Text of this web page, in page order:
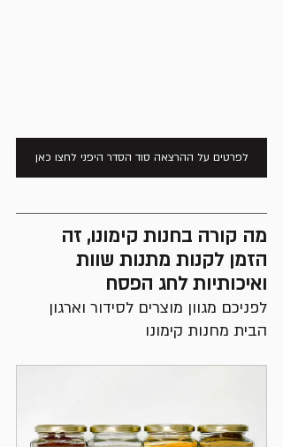
לפרטים על ההרצאה סוד הסדר היפני לחצו כאן
מה קורה בחנות קימונו, זה
הזמן לקנות מתנות שוות
ואיכותיות לחג הפסח
לפניכם מגוון מוצרים לסידור וארגון
הבית מחנות קימונו